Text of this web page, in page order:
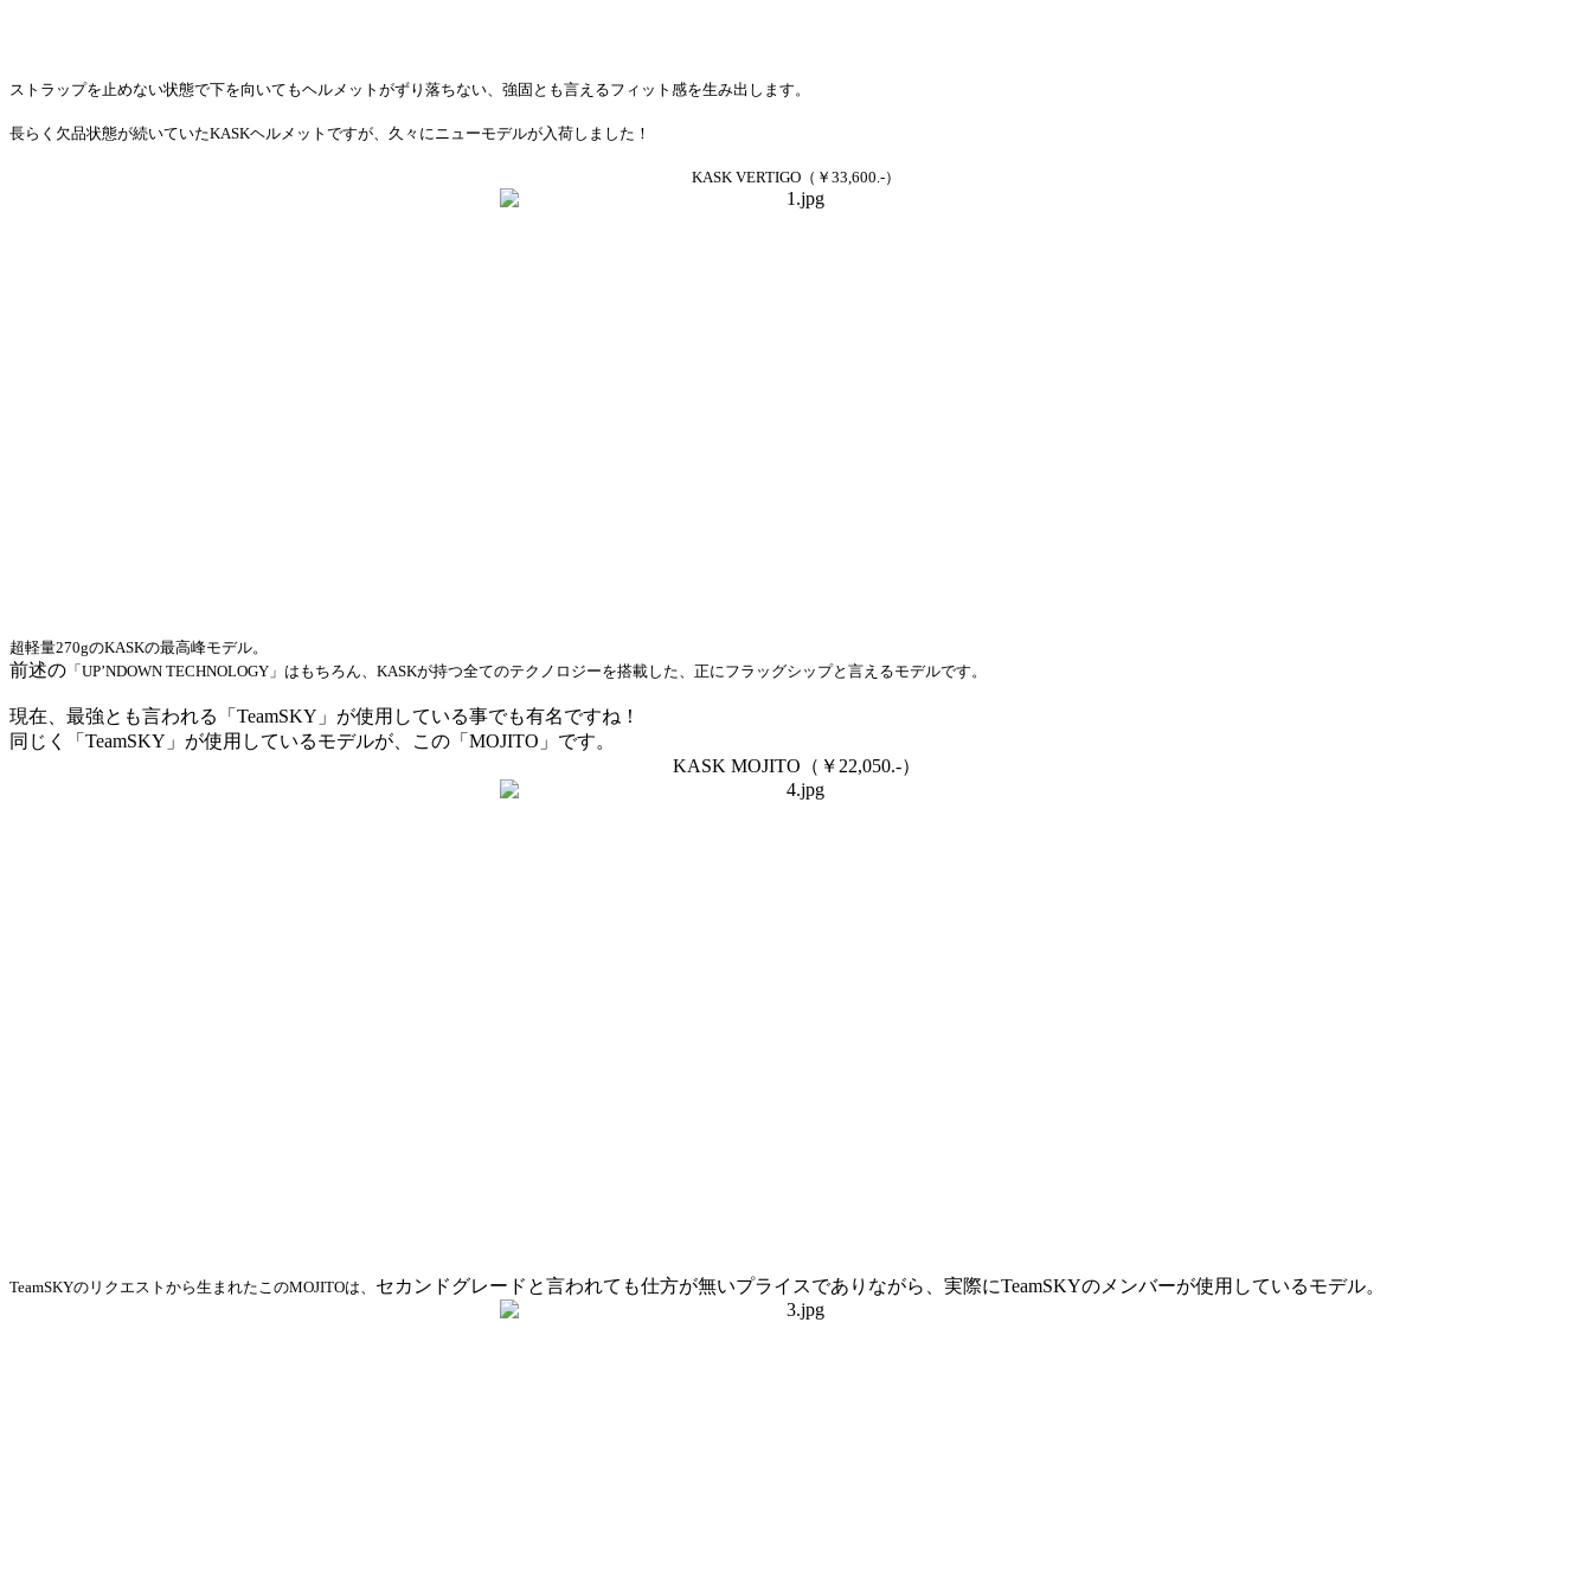
ストラップを止めない状態で下を向いてもヘルメットがずり落ちない、強固とも言えるフィット感を生み出します。
長らく欠品状態が続いていたKASKヘルメットですが、久々にニューモデルが入荷しました！
KASK VERTIGO（￥33,600.-）
超軽量270gのKASKの最高峰モデル。
前述の 「UP’NDOWN TECHNOLOGY」はもちろん、KASKが持つ全てのテクノロジーを搭載した、正にフラッグシップと言えるモデルです。
現在、最強とも言われる「TeamSKY」が使用している事でも有名ですね！
同じく「TeamSKY」が使用しているモデルが、この「MOJITO」です。
KASK MOJITO（￥22,050.-）
TeamSKYのリクエストから生まれたこのMOJITOは、 セカンドグレードと言われても仕方が無いプライスでありながら、実際にTeamSKYのメンバーが使用しているモデル。